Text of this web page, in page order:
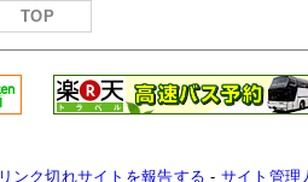
TOP
リンク切れサイトを報告する - サイト管理